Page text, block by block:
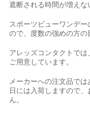
遮断される時間が増えな
スポーツビューワンデ
ので、度数の強めの方の
アレッズコンタクトで
ご用意しています。
メーカーへの注文品で
日には入荷しますので
ん。